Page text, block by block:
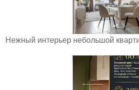
Нежный интерьер небольшой